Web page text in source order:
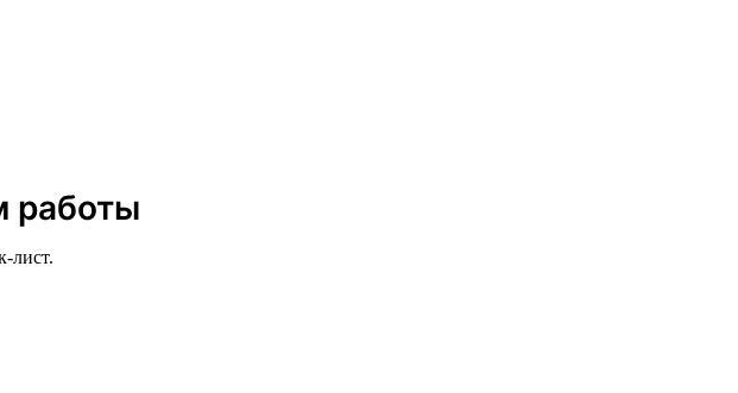
работы
лист.